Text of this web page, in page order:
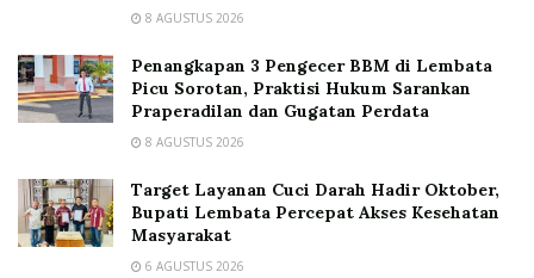
8 AGUSTUS 2026
Penangkapan 3 Pengecer BBM di Lembata
Picu Sorotan, Praktisi Hukum Sarankan
Praperadilan dan Gugatan Perdata
8 AGUSTUS 2026
Target Layanan Cuci Darah Hadir Oktober,
Bupati Lembata Percepat Akses Kesehatan
Masyarakat
6 AGUSTUS 2026